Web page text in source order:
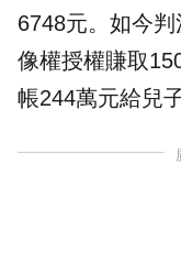
6748元。如今
像權授權賺取
帳244萬元給兒